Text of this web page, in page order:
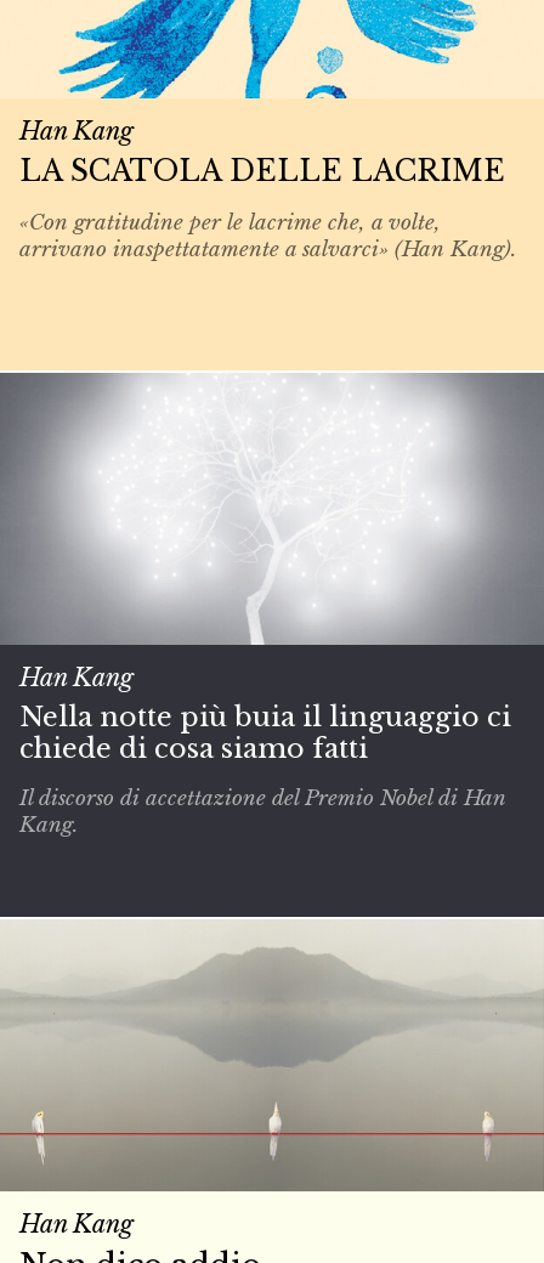
Han Kang
LA SCATOLA DELLE LACRIME
«Con gratitudine per le lacrime che, a volte,
arrivano inaspettatamente a salvarci» (Han Kang).
Han Kang
Nella notte più buia il linguaggio ci
chiede di cosa siamo fatti
Il discorso di accettazione del Premio Nobel di Han
Kang.
Han Kang